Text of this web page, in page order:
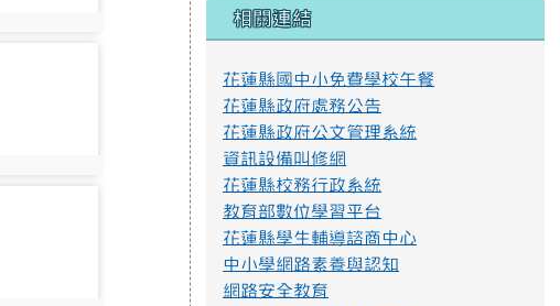
命題與審題實施辦法p3.png
命題與審題實施辦法p4.png
不迷小紅書，青春不迷途
近年小紅書APP為國人下載使用，產生
資訊安全疑慮、詐騙或其他校園安全事件，
經查內政部警政署165打詐儀表板「縣市案
例」列有423件因使用小紅書遭詐騙之案
例，態樣包含：網路購物詐騙、假交友（投
資詐財）詐騙、假買家騙賣家詐騙、假求職
相關連結
花蓮縣國中小免費學校午餐
花蓮縣政府處務公告
花蓮縣政府公文管理系統
資訊設備叫修網
花蓮縣校務行政系統
教育部數位學習平台
花蓮縣學生輔導諮商中心
中小學網路素養與認知
網路安全教育